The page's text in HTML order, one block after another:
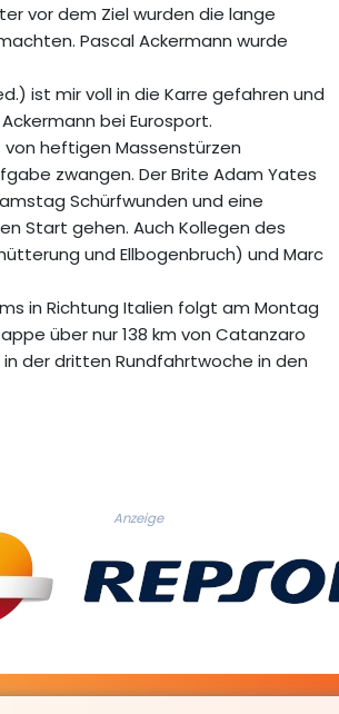
vor dem Ziel wurden die lange
Pascal Ackermann wurde
ist mir voll in die Karre gefahren und
bei Eurosport.
heftigen Massenstürzen
zwangen. Der Brite Adam Yates
Schürfwunden und eine
Start gehen. Auch Kollegen des
und Ellbogenbruch) und Marc
in Richtung Italien folgt am Montag
über nur 138 km von Catanzaro
der dritten Rundfahrtwoche in den
Anzeige